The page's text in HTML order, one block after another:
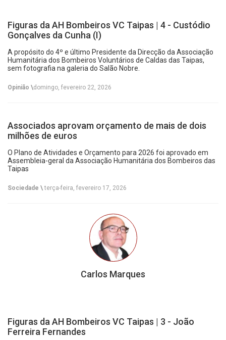
Figuras da AH Bombeiros VC Taipas | 4 - Custódio
Gonçalves da Cunha (I)
A propósito do 4º e último Presidente da Direcção da Associação
Humanitária dos Bombeiros Voluntários de Caldas das Taipas,
sem fotografia na galeria do Salão Nobre.
Opinião \domingo, fevereiro 22, 2026
Associados aprovam orçamento de mais de dois
milhões de euros
O Plano de Atividades e Orçamento para 2026 foi aprovado em
Assembleia-geral da Associação Humanitária dos Bombeiros das
Taipas
Sociedade \terça-feira, fevereiro 17, 2026
Carlos Marques
Figuras da AH Bombeiros VC Taipas | 3 - João
Ferreira Fernandes